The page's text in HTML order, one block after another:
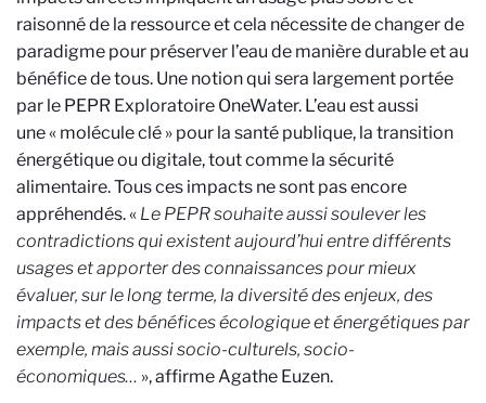
raisonné de la ressource et cela nécessite de changer de
paradigme pour préserver l’eau de manière durable et au
bénéfice de tous. Une notion qui sera largement portée
par le PEPR Exploratoire OneWater. L’eau est aussi
une « molécule clé » pour la santé publique, la transition
énergétique ou digitale, tout comme la sécurité
alimentaire. Tous ces impacts ne sont pas encore
appréhendés. « Le PEPR souhaite aussi soulever les
contradictions qui existent aujourd’hui entre différents
usages et apporter des connaissances pour mieux
évaluer, sur le long terme, la diversité des enjeux, des
impacts et des bénéfices écologique et énergétiques par
exemple, mais aussi socio-culturels, socio-
économiques… », affirme Agathe Euzen.